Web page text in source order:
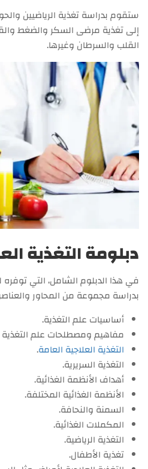
ستقوم بدراسة تغذية الرياضيين
إلى تغذية مرضى السكر والضغط
القلب والسرطان وغيرها.
دبلومة التغذية
في هذا الدبلوم الشامل، التي
بدراسة مجموعة من المحاور
أساسيات علم التغذية.
مفاهيم ومصطلحات علم التغذية
التغذية العلاجية العامة.
التغذية السريرية.
أهداف الأنظمة الغذائية.
الأنظمة الغذائية المختلفة.
السمنة والنحافة.
المكملات الغذائية.
التغذية الرياضية.
تغذية الأطفال.